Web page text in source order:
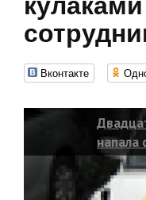
Вконтакте
напала
ДПС